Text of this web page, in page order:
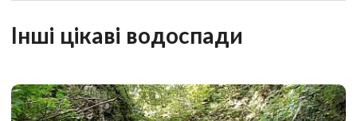
Інші цікаві водоспади